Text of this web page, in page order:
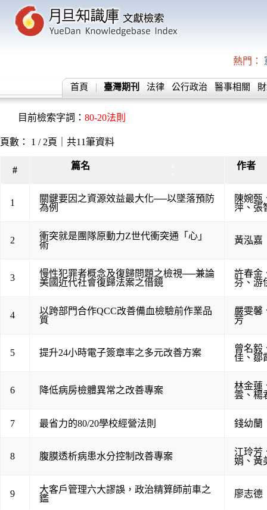
熱門：
首頁 臺灣期刊 法律 公行政治 醫事相關
目前檢索字詞： 80-20法則
頁數： 1 / 2頁｜共11筆資料
# 篇名 作者
1
關鍵要因之資源效益最大化──以墜落預防
為例
陳婉甄
萍 、 張
2
衝突就是團隊原動力Z世代衝突通「心」
術
黃泓嘉
3
慢性犯罪者概念及復歸問題之檢視──兼論
美國近代社會復歸法案之借鏡
許春金
芬 、 游
4
以跨部門合作QCC改善備血檢驗前作業品
質
嚴雯馨
芳
5 提升24小時電子簽章率之多元改善方案 曾名毅
佳 、 鄒
6 降低病房檢體異常之改善專案 林金蓮
雲 、 楊
7 最省力的80/20學校經營法則 錢幼蘭
8 腹膜透析病患水分控制改善專案 江玲芳
娟 、 黃
9
大客戶管理六大謬誤，政治精算師前車之
鑑
廖志德